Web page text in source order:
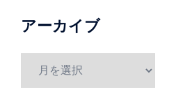
アーカイブ